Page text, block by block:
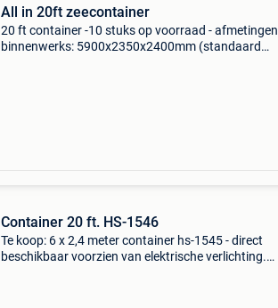
All in 20ft zeecontainer
20 ft container -10 stuks op voorraad - afmetingen
binnenwerks: 5900x2350x2400mm (standaard
Container 20 ft. HS-1546
Te koop: 6 x 2,4 meter container hs-1545 - direct
beschikbaar voorzien van elektrische verlichting.